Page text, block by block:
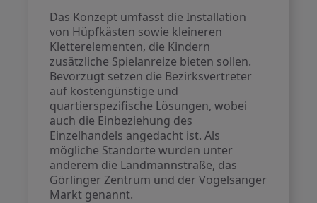
Das Konzept umfasst die Installation
von Hüpfkästen sowie kleineren
Kletterelementen, die Kindern
zusätzliche Spielanreize bieten sollen.
Bevorzugt setzen die Bezirksvertreter
auf kostengünstige und
quartierspezifische Lösungen, wobei
auch die Einbeziehung des
Einzelhandels angedacht ist. Als
mögliche Standorte wurden unter
anderem die Landmannstraße, das
Görlinger Zentrum und der Vogelsanger
Markt genannt.